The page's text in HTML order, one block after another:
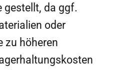
gestellt, da ggf.
oder
zu höheren